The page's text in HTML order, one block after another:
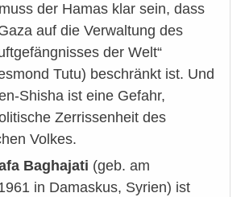
der Hamas klar sein, dass
auf die Verwaltung des
der Welt“
Tutu) beschränkt ist. Und
Shisha ist eine Gefahr,
Zerrissenheit des
Volkes.
Baghajati (geb. am
in Damaskus, Syrien) ist